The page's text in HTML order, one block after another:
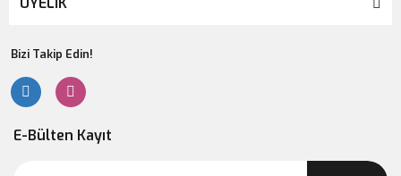
Bizi Takip Edin!
E-Bülten Kayıt